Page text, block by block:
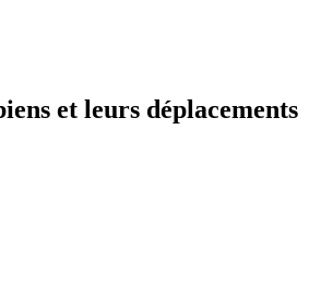
et leurs déplacements